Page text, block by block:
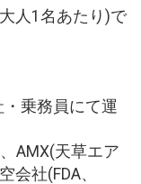
人1名あたり)で
・乗務員にて運
AMX(天草エア
会社(FDA、